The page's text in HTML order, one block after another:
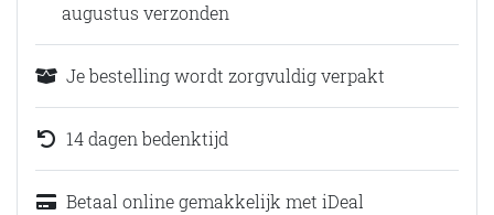
augustus verzonden
Je bestelling wordt zorgvuldig verpakt
14 dagen bedenktijd
Betaal online gemakkelijk met iDeal